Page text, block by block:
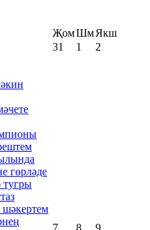
ҖомШмЯкш
31 1 2
гөрләде
тугры
шәкертем